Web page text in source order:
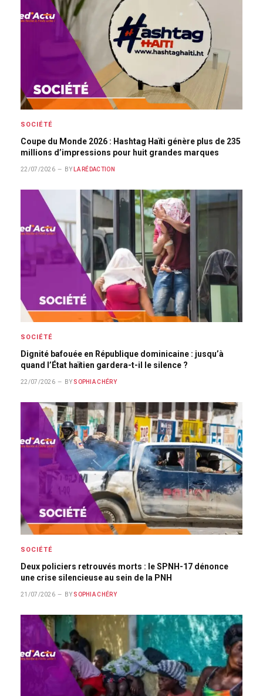
SOCIÉTÉ
Coupe du Monde 2026 : Hashtag Haïti génère plus de 235
millions d’impressions pour huit grandes marques
22/07/2026 BY LA RÉDACTION
SOCIÉTÉ
Dignité bafouée en République dominicaine : jusqu’à
quand l’État haïtien gardera-t-il le silence ?
22/07/2026 BY SOPHIA CHÉRY
SOCIÉTÉ
Deux policiers retrouvés morts : le SPNH-17 dénonce
une crise silencieuse au sein de la PNH
21/07/2026 BY SOPHIA CHÉRY